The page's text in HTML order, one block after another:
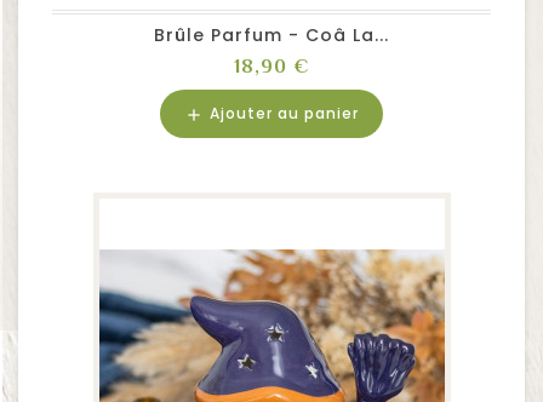
Brûle Parfum - Coâ La...
Prix
18,90 €
add Ajouter au panier